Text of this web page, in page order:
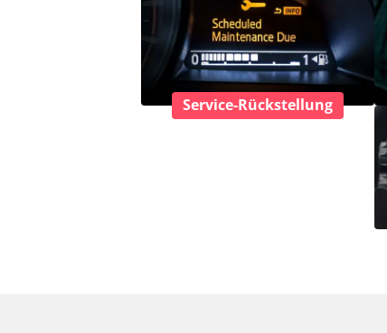
Service-Rückstellung